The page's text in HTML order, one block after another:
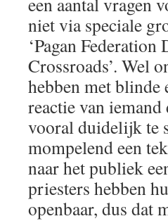
niet via speciale
‘Pagan
Crossroads’. Wel
hebben met blinde
reactie van
vooral duidelijk te
mompelend een
naar het publiek
priesters hebben
openbaar, dus dat